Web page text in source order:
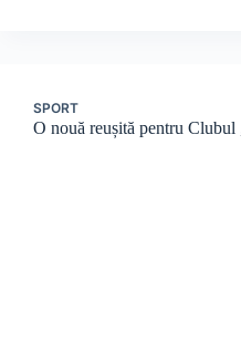
SPORT
O nouă reușită pentru Clubul